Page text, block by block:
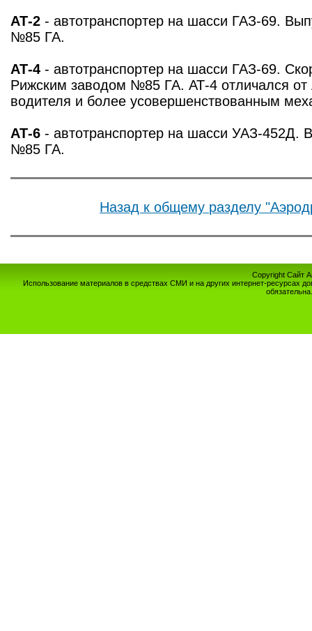
АТ-2- автотранспортер на шасси ГАЗ-69.
№85 ГА.
АТ-4- автотранспортер на шасси ГАЗ-69.
Рижским заводом №85 ГА. АТ-4 отличался от
водителя и более усовершенствованным
АТ-6- автотранспортер на шасси УАЗ-452Д.
№85 ГА.
Назад к общему разделу
Copyright Сайт
Использование материалов в средствах СМИ и на других интернет-ресурсах
обязательна.